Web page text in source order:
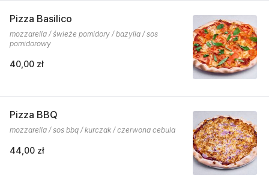
Pizza Basilico
mozzarella / świeże pomidory / bazylia / sos
pomidorowy
40,00 zł
Pizza BBQ
mozzarella / sos bbq / kurczak / czerwona cebula
44,00 zł